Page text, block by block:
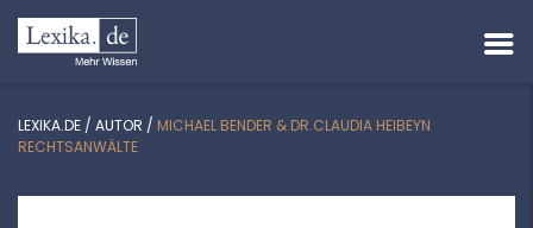
LEXIKA.DE / AUTOR / MICHAEL BENDER & DR.CLAUDIA HEIBEYN
RECHTSANWÄLTE